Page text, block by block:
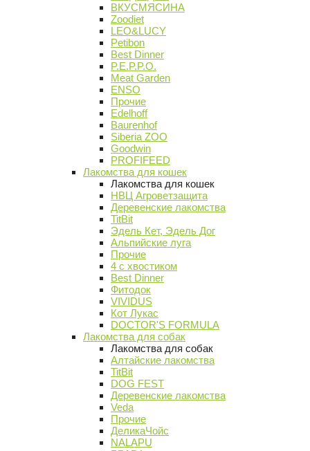
ВКУСМЯСИНА
Zoodiet
LEO&LUCY
Petibon
Best Dinner
P.E.P.P.O.
Meat Garden
ENSO
Прочие
Edelhoff
Baurenhof
Siberia ZOO
Goodwin
PROFIFEED
Лакомства для кошек
Лакомства для кошек
НВЦ Агроветзащита
Деревенские лакомства
TitBit
Эдель Кет, Эдель Дог
Альпийские луга
Прочие
4 с хвостиком
Best Dinner
Фитодок
VIVIDUS
Кот Лукас
DOCTOR'S FORMULA
Лакомства для собак
Лакомства для собак
Алтайские лакомства
TitBit
DOG FEST
Деревенские лакомства
Veda
Прочие
ДеликаЧойс
NALAPU